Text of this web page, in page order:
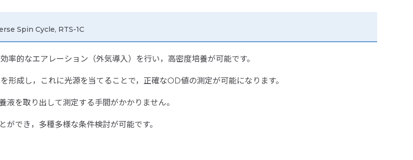
Spin Cycle, RTS-1C
的なエアレーション（外気導入）を行い，高密度培養が可能です。
形成し，これに光源を当てることで，正確なOD値の測定が可能になります。
を取り出して測定する手間がかかりません。
でき，多種多様な条件検討が可能です。